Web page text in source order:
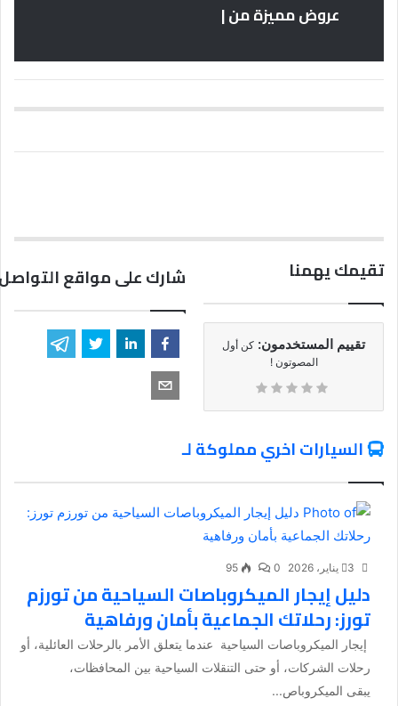
عروض مميزة من |
تقيمك يهمنا
تقييم المستخدمون: كن أول
المصوتون !
شارك على مواقع
السيارات اخري مملوكة لـ
3 يناير، 2026 0
95
دليل إيجار الميكروباصات السياحية من تورزم
تورز: رحلاتك الجماعية بأمان ورفاهية
إيجار الميكروباصات السياحية عندما يتعلق الأمر بالرحلات العائلية، أو
رحلات الشركات، أو حتى التنقلات السياحية بين المحافظات،
يبقى الميكروباص...